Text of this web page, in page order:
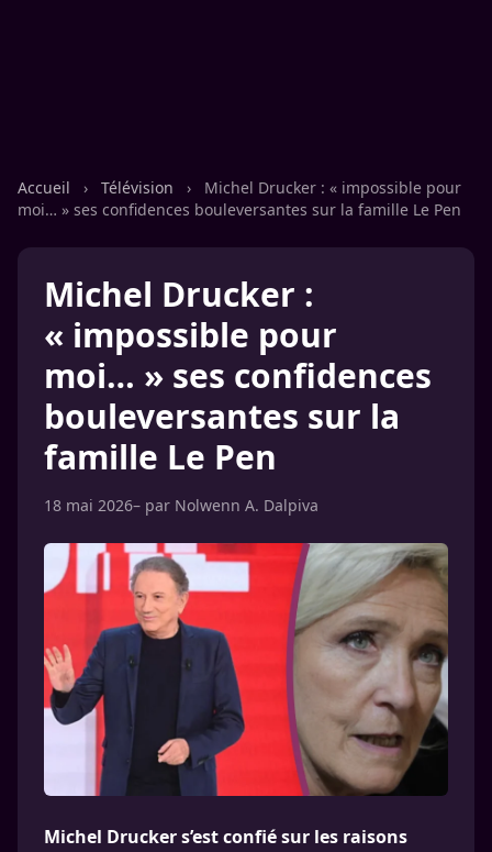
Accueil › Télévision ›
Michel Drucker : « impossible pour
moi… » ses confidences bouleversantes sur la famille Le Pen
Michel Drucker :
« impossible pour
moi… » ses confidences
bouleversantes sur la
famille Le Pen
18 mai 2026– par Nolwenn A. Dalpiva
Michel Drucker s’est confié sur les raisons